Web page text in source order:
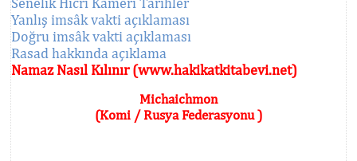
Yanlış imsâk vakti açıklaması
Doğru imsâk vakti açıklaması
Rasad hakkında açıklama
Namaz Nasıl Kılınır (www.hakikatkitabevi.net)
Michaichmon
(Komi / Rusya Federasyonu )